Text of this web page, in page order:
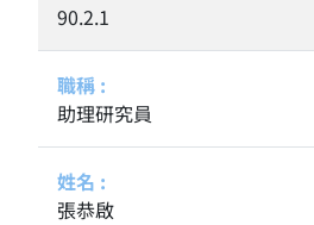
90.2.1
助理研究員
張恭啟